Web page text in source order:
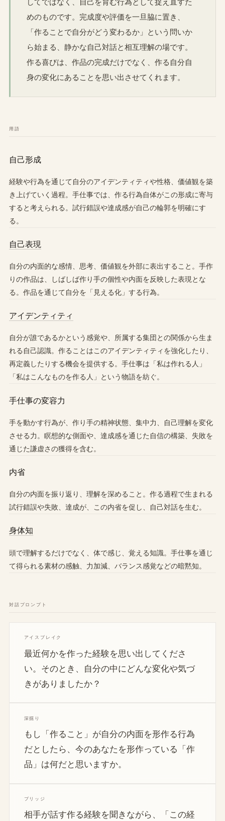
めのものです。完成度や評価を一旦脇に置き、
「作ることで自分がどう変わるか」という問いか
ら始まる、静かな自己対話と相互理解の場です。
作る喜びは、作品の完成だけでなく、作る自分自
身の変化にあることを思い出させてくれます。
用語
自己形成
経験や行為を通じて自分のアイデンティティや性格、価値観を築
き上げていく過程。手仕事では、作る行為自体がこの形成に寄与
すると考えられる。試行錯誤や達成感が自己の輪郭を明確にす
る。
自己表現
自分の内面的な感情、思考、価値観を外部に表出すること。手作
りの作品は、しばしば作り手の個性や内面を反映した表現とな
る。作品を通じて自分を「見える化」する行為。
アイデンティティ
自分が誰であるかという感覚や、所属する集団との関係から生ま
れる自己認識。作ることはこのアイデンティティを強化したり、
再定義したりする機会を提供する。手仕事は「私は作れる人」
「私はこんなものを作る人」という物語を紡ぐ。
手仕事の変容力
手を動かす行為が、作り手の精神状態、集中力、自己理解を変化
させる力。瞑想的な側面や、達成感を通じた自信の構築、失敗を
通じた謙虚さの獲得を含む。
内省
自分の内面を振り返り、理解を深めること。作る過程で生まれる
試行錯誤や失敗、達成が、この内省を促し、自己対話を生む。
身体知
頭で理解するだけでなく、体で感じ、覚える知識。手仕事を通じ
て得られる素材の感触、力加減、バランス感覚などの暗黙知。
対話プロンプト
アイスブレイク
最近何かを作った経験を思い出してくださ
い。そのとき、自分の中にどんな変化や気づ
きがありましたか？
深掘り
もし「作ること」が自分の内面を形作る行為
だとしたら、今のあなたを形作っている「作
品」は何だと思いますか。
ブリッジ
相手が話す作る経験を聞きながら、「この経